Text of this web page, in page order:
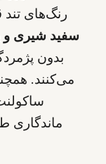
رنگ‌های تند
سفید شیری
بدون
می‌کنند.
ماندگاری